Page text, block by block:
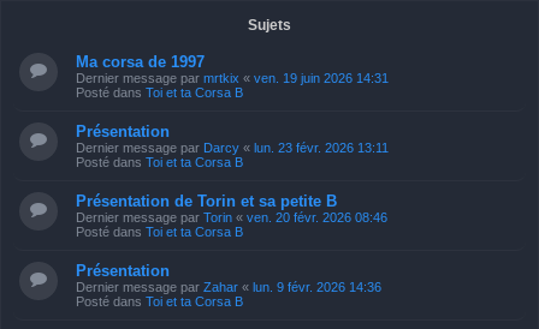
Sujets
Ma corsa de 1997
Dernier message par mrtkix « ven. 19 juin 2026 14:31
Posté dans Toi et ta Corsa B
Présentation
Dernier message par Darcy « lun. 23 févr. 2026 13:11
Posté dans Toi et ta Corsa B
Présentation de Torin et sa petite B
Dernier message par Torin « ven. 20 févr. 2026 08:46
Posté dans Toi et ta Corsa B
Présentation
Dernier message par Zahar « lun. 9 févr. 2026 14:36
Posté dans Toi et ta Corsa B